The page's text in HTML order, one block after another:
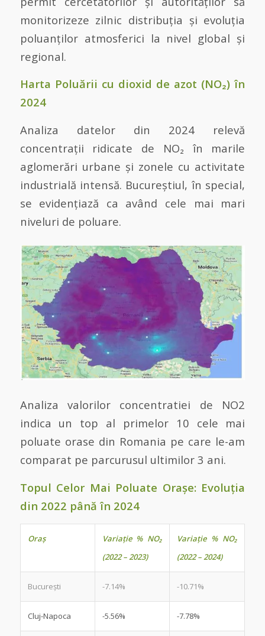
monitorizeze zilnic distribuția și evoluția
poluanților atmosferici la nivel global și
regional.
Harta Poluării cu dioxid de azot (NO₂) în
2024
Analiza datelor din 2024 relevă
concentrații ridicate de NO₂ în marile
aglomerări urbane și zonele cu activitate
industrială intensă. Bucureștiul, în special,
se evidențiază ca având cele mai mari
niveluri de poluare.
Analiza valorilor concentratiei de NO2
indica un top al primelor 10 cele mai
poluate orase din Romania pe care le-am
comparat pe parcurusul ultimilor 3 ani.
Topul Celor Mai Poluate Orașe: Evoluția
din 2022 până în 2024
Oraș
Variație % NO₂
(2022 – 2023)
Variație % NO₂
(2022 – 2024)
București -7.14% -10.71%
Cluj-Napoca -5.56% -7.78%